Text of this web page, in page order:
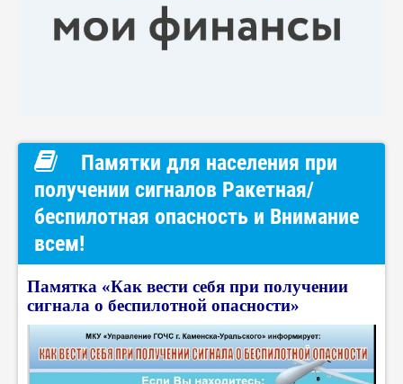
Памятки для населения при
получении сигналов Ракетная/
беспилотная опасность и Внимание
всем!
Памятка «Как вести себя при получении
сигнала о беспилотной опасности»